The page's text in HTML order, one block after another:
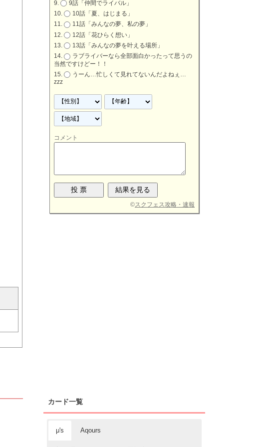
9話「仲間でライバル」
10話「夏、はじまる」
11話「みんなの夢、私の夢」
12話「花ひらく想い」
13話「みんなの夢を叶える場所」
ラブライバーなら全部面白かったって思うの
当然ですけどー！！
うーん…忙しくて見れてないんだよねぇ…
zzz
コメント
©スクフェス攻略・速報
カード一覧
μ's Aqours